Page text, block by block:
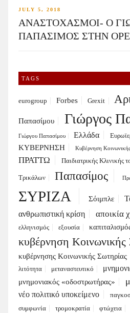
JULY 5, 2018
ΑΝΑΣΤΟΧΑΣΜΟΙ- Ο
ΠΑΠΑΣΙΜΟΣ ΣΤΗΝ
TAGS
eurogroup Forbes Grexit
Παπασίμου Γιώργος
Γιώργου Παπασίμου Ελλάδα
ΚΥΒΕΡΝΗΣΗ
Κυβέρνηση
ΠΡΑΤΤΩ Παιδιατρικής Κλινικής
Τρικάλων Παπασίμος
ΣΥΡΙΖΑ Σόιμπλε
ανθρωπιστική κρίση αποικία
ελληνισμός
εξουσία
κυβέρνηση Κοινωνικής
κυβέρνησης Κοινωνικής Σωτηρίας
λιτότητα μεταναστευτικό
μνημονιακός «οδοστρωτήρας»
νέο πολιτικό υποκείμενο
συμφωνία
τρομοκρατία φτώχεια